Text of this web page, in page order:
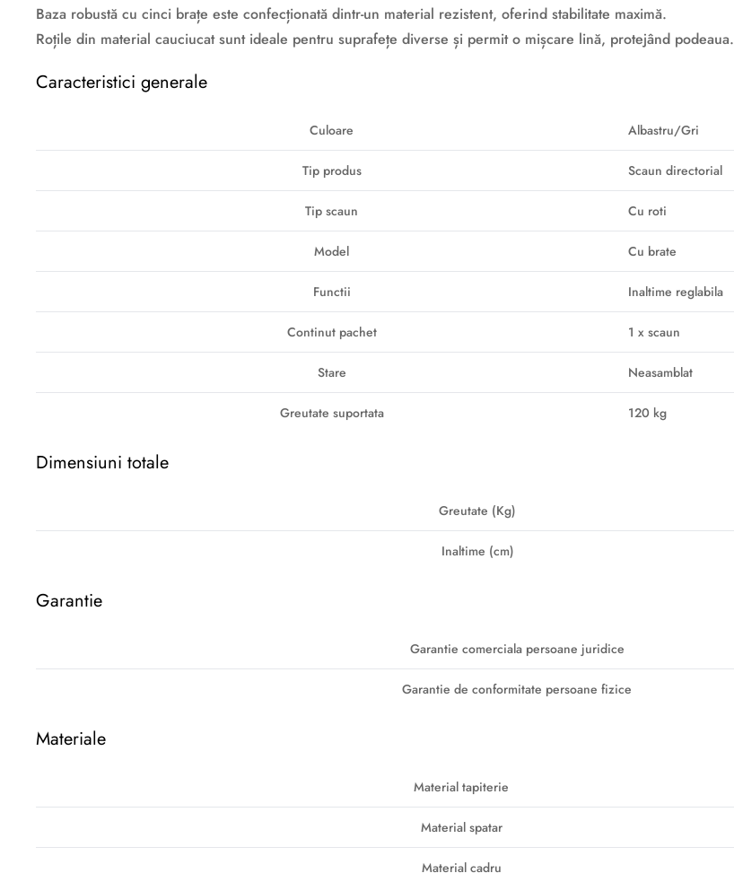
Baza robustă cu cinci brațe este confecționată dintr-un material rezistent, oferind stabilitate maximă.
Roțile din material cauciucat sunt ideale pentru suprafețe diverse și permit o mișcare lină, protejând podeaua.
Caracteristici generale
Culoare Albastru/Gri
Tip produs Scaun directorial
Tip scaun Cu roti
Model Cu brate
Functii Inaltime reglabila
Continut pachet 1 x scaun
Stare Neasamblat
Greutate suportata 120 kg
Dimensiuni totale
Greutate (Kg)
Inaltime (cm)
Garantie
Garantie comerciala persoane juridice
Garantie de conformitate persoane fizice
Materiale
Material tapiterie
Material spatar
Material cadru